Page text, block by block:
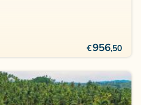
€956,50